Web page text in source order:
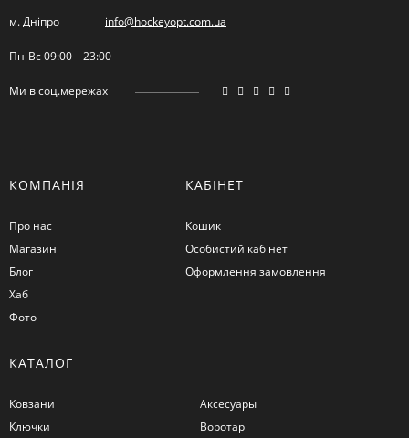
м. Дніпро info@hockeyopt.com.ua
Пн-Вс 09:00—23:00
Ми в соц.мережах
КОМПАНІЯ
Про нас
Магазин
Блог
Хаб
Фото
КАБІНЕТ
Кошик
Особистий кабінет
Оформлення замовлення
КАТАЛОГ
Ковзани
Ключки
Аксесуары
Воротар